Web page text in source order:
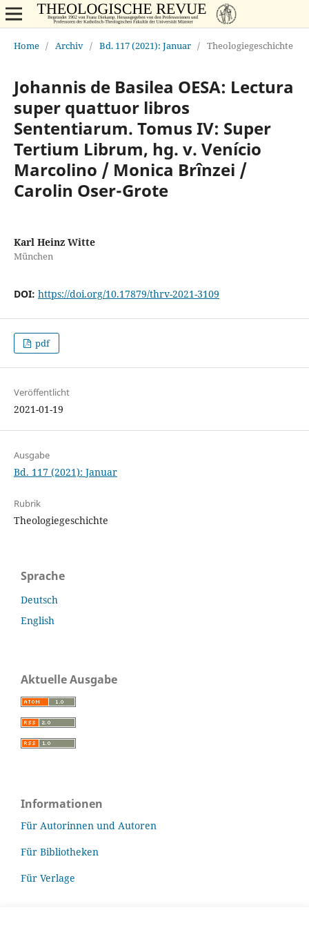
Home / Archiv / Bd. 117 (2021): Januar / Theologiegeschichte
Johannis de Basilea OESA: Lectura
super quattuor libros
Sententiarum. Tomus IV: Super
Tertium Librum, hg. v. Venício
Marcolino / Monica Brînzei /
Carolin Oser-Grote
Karl Heinz Witte
München
DOI: https://doi.org/10.17879/thrv-2021-3109
pdf
Veröffentlicht
2021-01-19
Ausgabe
Bd. 117 (2021): Januar
Rubrik
Theologiegeschichte
Sprache
Deutsch
English
Aktuelle Ausgabe
Informationen
Für Autorinnen und Autoren
Für Bibliotheken
Für Verlage